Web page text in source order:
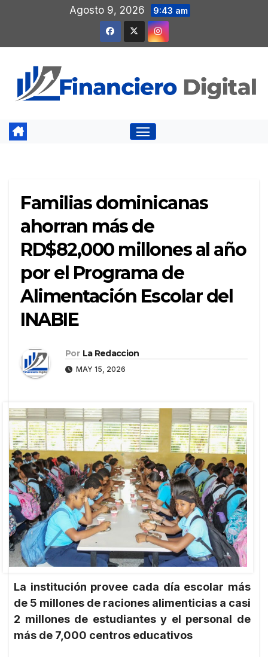
contenido
Agosto 9, 2026 9:43 am
Familias dominicanas
ahorran más de
RD$82,000 millones al año
por el Programa de
Alimentación Escolar del
INABIE
Por La Redaccion
MAY 15, 2026
La institución provee cada día escolar más
de 5 millones de raciones alimenticias a casi
2 millones de estudiantes y el personal de
más de 7,000 centros educativos